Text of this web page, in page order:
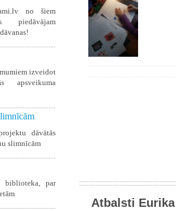
no šiem
piedāvājam
izveidot
apsveikuma
dāvātās
slimnīcām
biblioteka, par
Atbalsti